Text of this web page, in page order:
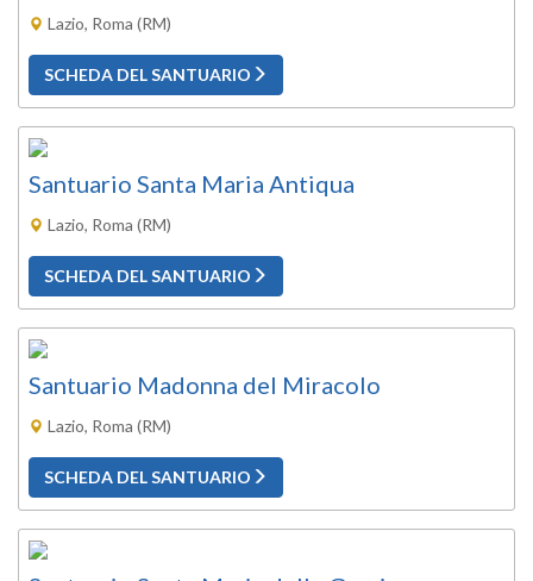
Lazio, Roma (RM)
SCHEDA DEL SANTUARIO
Santuario Santa Maria Antiqua
Lazio, Roma (RM)
SCHEDA DEL SANTUARIO
Santuario Madonna del Miracolo
Lazio, Roma (RM)
SCHEDA DEL SANTUARIO